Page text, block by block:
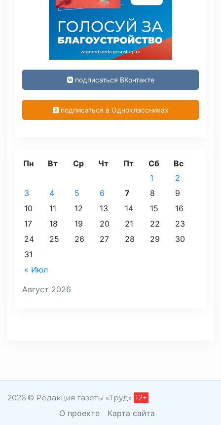
подписаться ВКонтакте
подписаться в Одноклассниках
Август 2026
Пн Вт Ср Чт Пт Сб Вс
« Июл
1
2
3
4 5 6 7 8
9
10
11 12 13 14 15
16
17
18 19 20 21 22
23
24
25 26 27 28 29
30
31
2026 © Редакция газеты «Труд» 12+
О проекте Карта сайта